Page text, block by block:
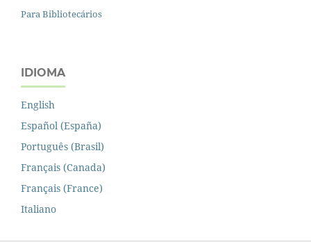
Para Bibliotecários
IDIOMA
English
Español (España)
Português (Brasil)
Français (Canada)
Français (France)
Italiano